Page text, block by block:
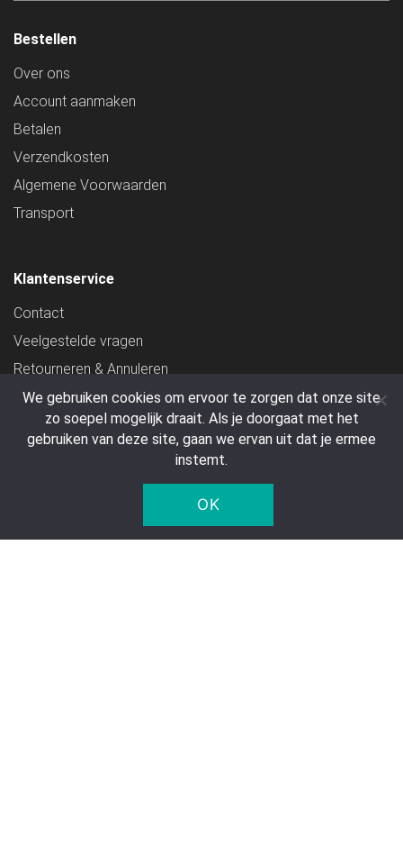
Bestellen
Over ons
Account aanmaken
Betalen
Verzendkosten
Algemene Voorwaarden
Transport
Klantenservice
Contact
Veelgestelde vragen
Retourneren & Annuleren
Privacy verklaring
Statiegeld
Bedrijfsgegevens
We gebruiken cookies om ervoor te zorgen dat onze site
zo soepel mogelijk draait. Als je doorgaat met het
gebruiken van deze site, gaan we ervan uit dat je ermee
instemt.
OK